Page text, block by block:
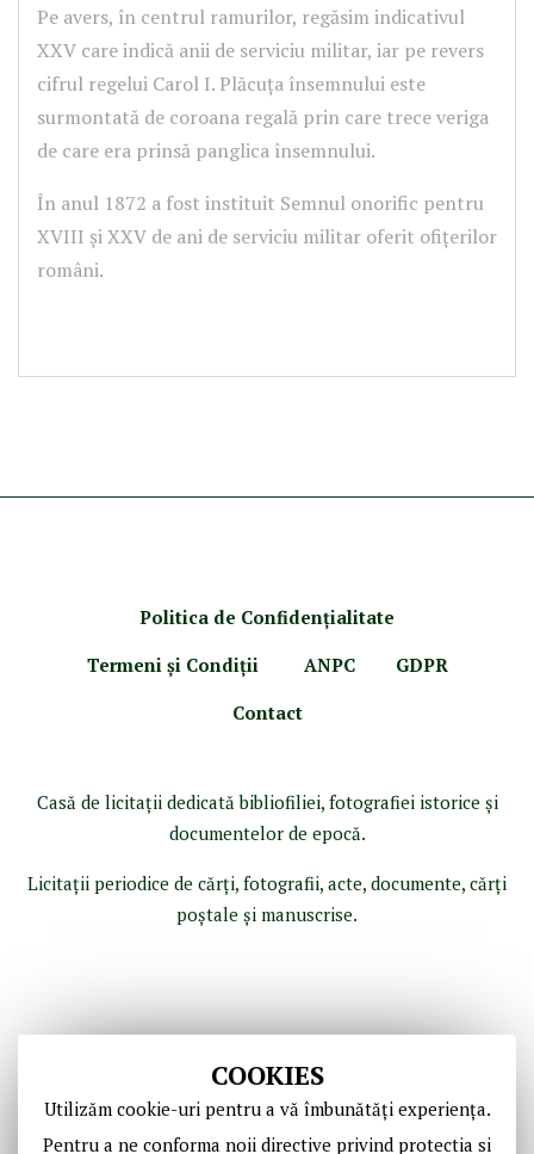
Pe avers, în centrul ramurilor, regăsim indicativul
XXV care indică anii de serviciu militar, iar pe revers
cifrul regelui Carol I. Plăcuța însemnului este
surmontată de coroana regală prin care trece veriga
de care era prinsă panglica însemnului.
În anul 1872 a fost instituit Semnul onorific pentru
XVIII și XXV de ani de serviciu militar oferit ofițerilor
români.
COOKIES
Utilizăm cookie-uri pentru a vă îmbunătăți experiența.
Pentru a ne conforma noii directive privind protectia si
Politica de Confidenţialitate
Termeni şi Condiţii
ANPC
GDPR
Contact
Casă de licitaţii dedicată bibliofiliei, fotografiei istorice şi
documentelor de epocă.
Licitaţii periodice de cărţi, fotografii, acte, documente, cărţi
poştale şi manuscrise.